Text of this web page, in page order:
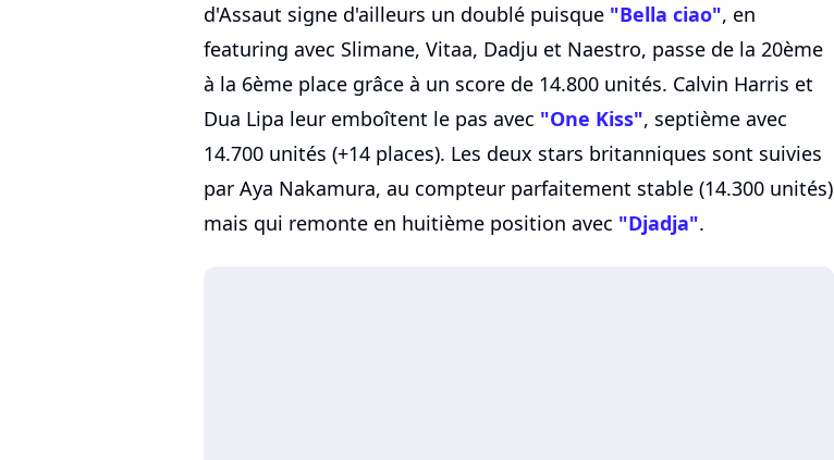
d'Assaut signe d'ailleurs un doublé puisque "Bella ciao", en
featuring avec Slimane, Vitaa, Dadju et Naestro, passe de la 20ème
à la 6ème place grâce à un score de 14.800 unités. Calvin Harris et
Dua Lipa leur emboîtent le pas avec "One Kiss", septième avec
14.700 unités (+14 places). Les deux stars britanniques sont suivies
par Aya Nakamura, au compteur parfaitement stable (14.300 unités)
mais qui remonte en huitième position avec "Djadja".